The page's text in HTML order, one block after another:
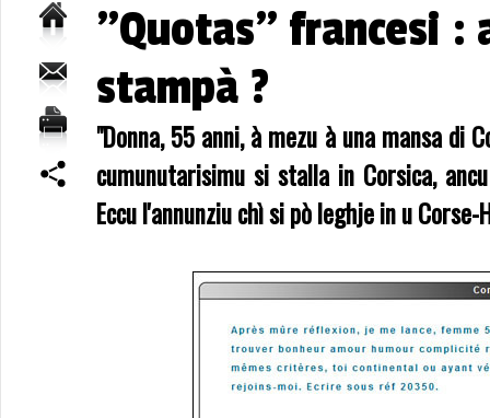
"Quotas" francesi :
stampà ?
"Donna, 55 anni, à mezu à una mansa di
cumunutarisimu si stalla in Corsica,
Eccu l'annunziu chì si pò leghje in u Corse-